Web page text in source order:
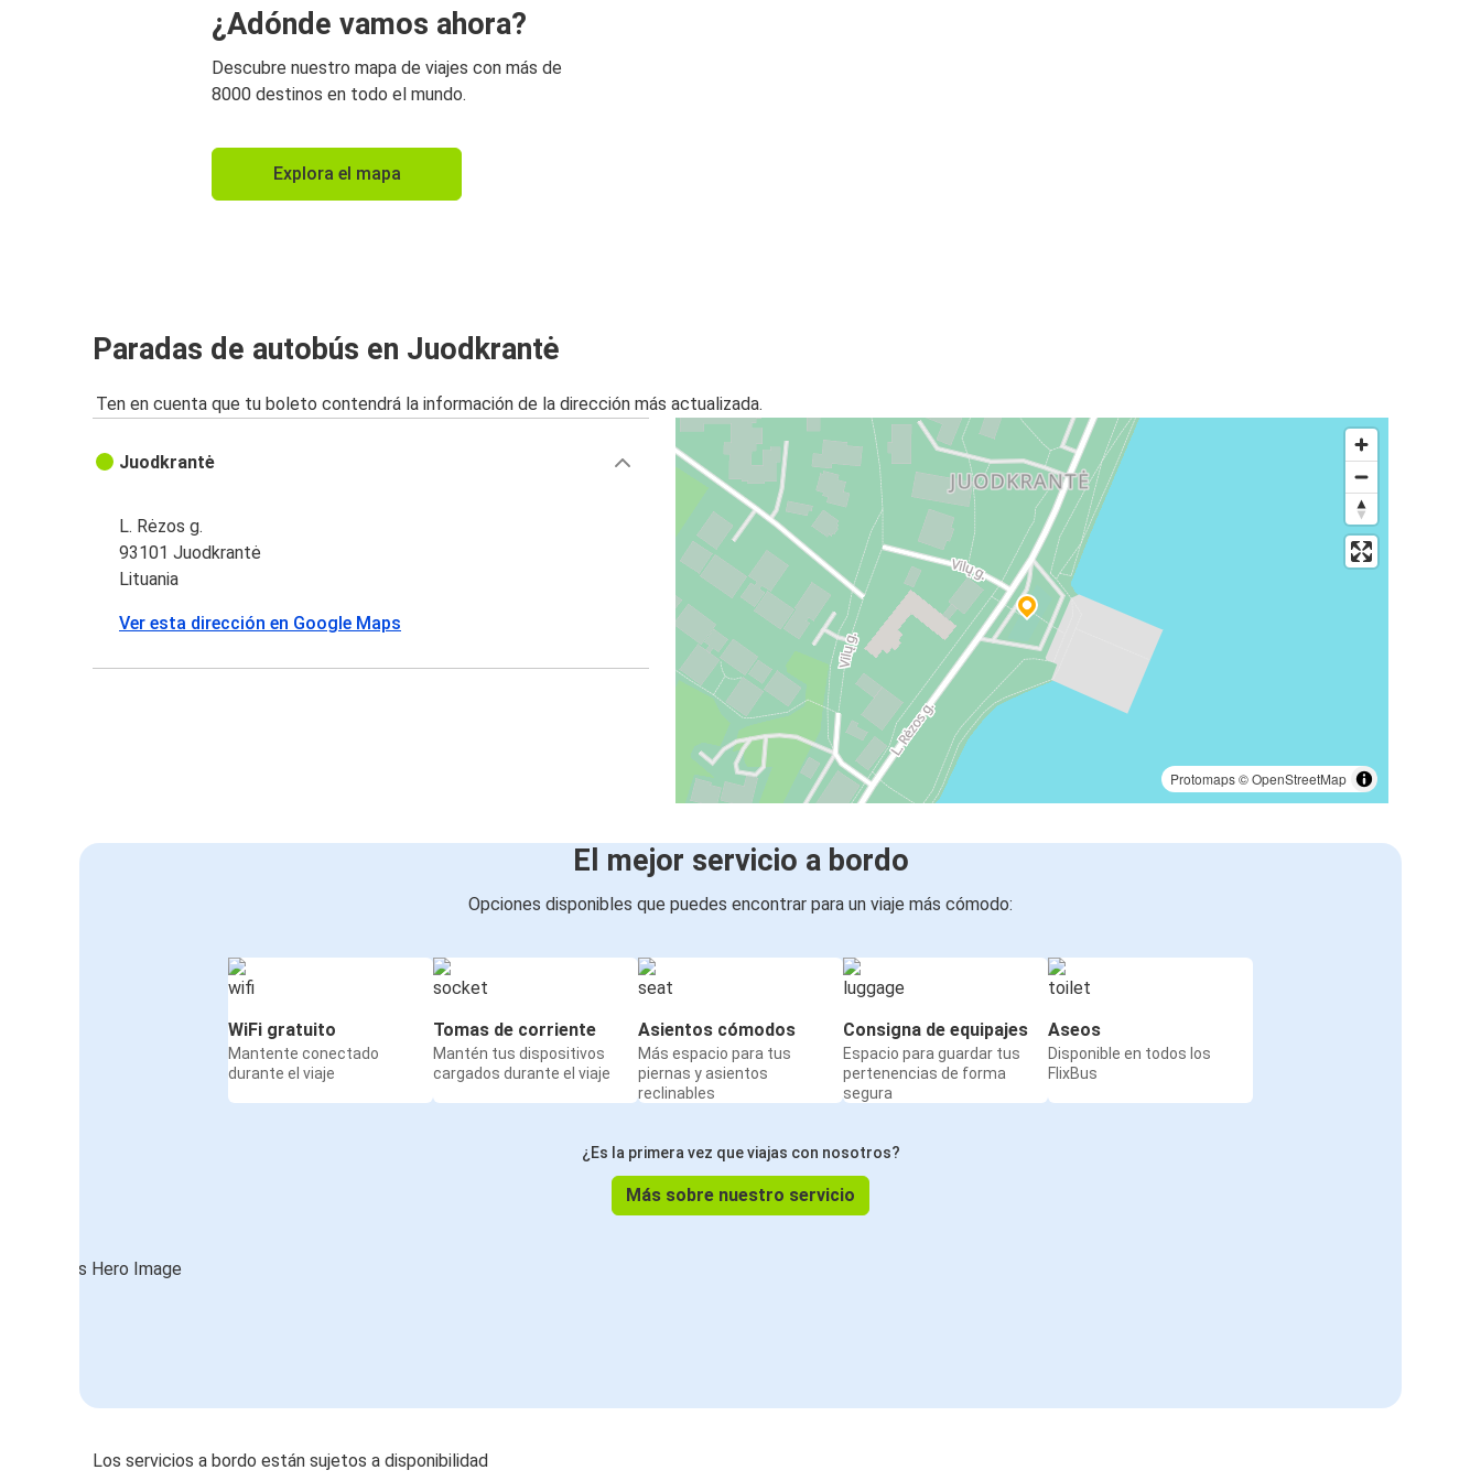
¿Adónde vamos ahora?
Descubre nuestro mapa de viajes con más de
8000 destinos en todo el mundo.
Explora el mapa
Paradas de autobús en Juodkrantė
Ten en cuenta que tu boleto contendrá la información de la dirección más actualizada.
Protomaps©OpenStreetMap
Juodkrantė
L. Rėzos g.
93101 Juodkrantė
Lituania
Ver esta dirección en Google Maps
El mejor servicio a bordo
Opciones disponibles que puedes encontrar para un viaje más cómodo:
WiFi gratuito
Mantente conectado
durante el viaje
Tomas de corriente
Mantén tus dispositivos
cargados durante el viaje
Asientos cómodos
Más espacio para tus
piernas y asientos
reclinables
Consigna de equipajes
Espacio para guardar tus
pertenencias de forma
segura
Aseos
Disponible en todos los
FlixBus
¿Es la primera vez que viajas con nosotros?
Más sobre nuestro servicio
Los servicios a bordo están sujetos a disponibilidad